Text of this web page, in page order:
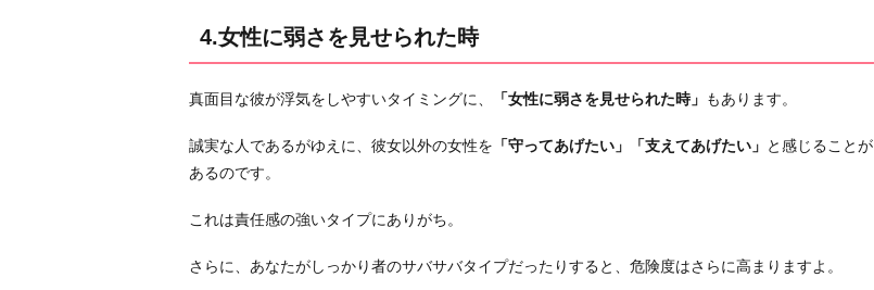
4.女性に弱さを見せられた時
真面目な彼が浮気をしやすいタイミングに、 「女性に弱さを見せられた時」 もあります。
誠実な人であるがゆえに、彼女以外の女性を 「守ってあげたい」「支えてあげたい」 と感じることが
あるのです。
これは責任感の強いタイプにありがち。
さらに、あなたがしっかり者のサバサバタイプだったりすると、危険度はさらに高まりますよ。